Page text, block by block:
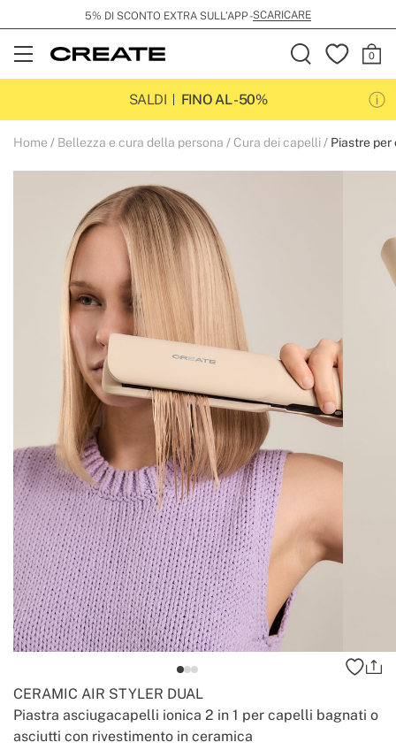
5% DI SCONTO EXTRA SULL’APP -SCARICARE
Open
Menu
SALDI
FINO AL -50%
Home Bellezza e cura della persona Cura dei capelli Piastre per
Piastra asciugacapelli ionica 2 in 1 per capelli bagnati o
asciutti con rivestimento in ceramica
CERAMIC AIR STYLER DUAL